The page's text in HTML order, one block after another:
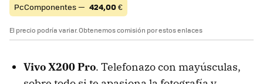
PcComponentes — 424,00€
El precio podría variar. Obtenemos comisión por estos enlaces
‌Vivo X200 Pro. Telefonazo con mayúsculas,